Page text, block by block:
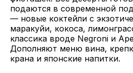
подаются в современной
— новые коктейли с
маракуйи, кокоса,
классика вроде Negroni и
Дополняют меню вина,
крана и японские напитки.